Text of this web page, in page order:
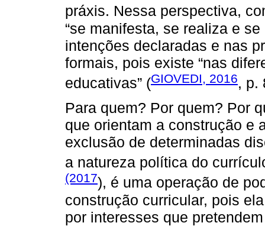
práxis. Nessa perspectiva,
“se manifesta, se realiza e
intenções declaradas e nas
formais, pois existe “nas
educativas” (GIOVEDI, 2016, p.
Para quem? Por quem? Por
que orientam a construção e
exclusão de determinadas
a natureza política do
(2017), é uma operação de
construção curricular, pois
por interesses que